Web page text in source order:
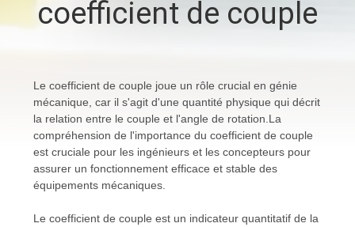
VISITE
CONTRÔLE
coefficient de couple
Le coefficient de couple joue un rôle crucial en génie
mécanique, car il s'agit d'une quantité physique qui décrit
la relation entre le couple et l'angle de rotation.La
compréhension de l'importance du coefficient de couple
est cruciale pour les ingénieurs et les concepteurs pour
assurer un fonctionnement efficace et stable des
équipements mécaniques.
Le coefficient de couple est un indicateur quantitatif de la